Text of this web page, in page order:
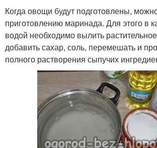
Когда овощи будут подготовлены,
приготовлению маринада. Для этого в
водой необходимо вылить
добавить сахар, соль, перемешать и
полного растворения сыпучих